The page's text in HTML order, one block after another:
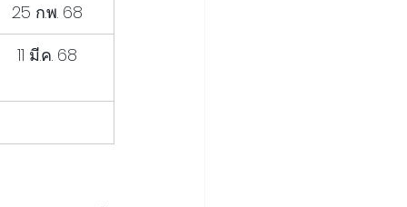
25 ก.พ. 68
11 มี.ค. 68